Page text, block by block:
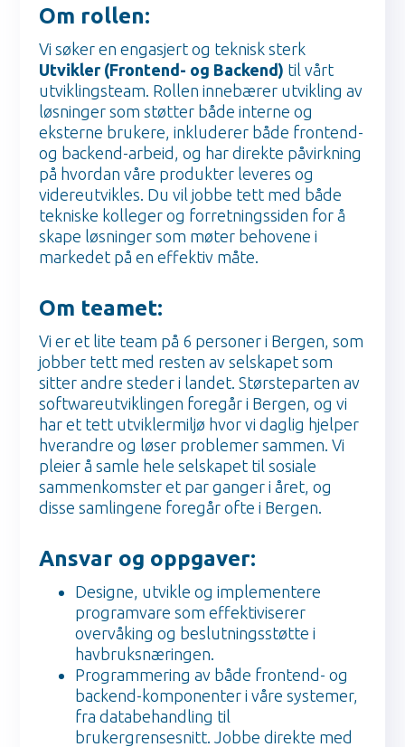
Om rollen:
Vi søker en engasjert og teknisk sterk
Utvikler (Frontend- og Backend) til vårt
utviklingsteam. Rollen innebærer utvikling av
løsninger som støtter både interne og
eksterne brukere, inkluderer både frontend-
og backend-arbeid, og har direkte påvirkning
på hvordan våre produkter leveres og
videreutvikles. Du vil jobbe tett med både
tekniske kolleger og forretningssiden for å
skape løsninger som møter behovene i
markedet på en effektiv måte.
Om teamet:
Vi er et lite team på 6 personer i Bergen, som
jobber tett med resten av selskapet som
sitter andre steder i landet. Størsteparten av
softwareutviklingen foregår i Bergen, og vi
har et tett utviklermiljø hvor vi daglig hjelper
hverandre og løser problemer sammen. Vi
pleier å samle hele selskapet til sosiale
sammenkomster et par ganger i året, og
disse samlingene foregår ofte i Bergen.
Ansvar og oppgaver:
Designe, utvikle og implementere
programvare som effektiviserer
overvåking og beslutningsstøtte i
havbruksnæringen.
Programmering av både frontend- og
backend-komponenter i våre systemer,
fra databehandling til
brukergrensesnitt. Jobbe direkte med